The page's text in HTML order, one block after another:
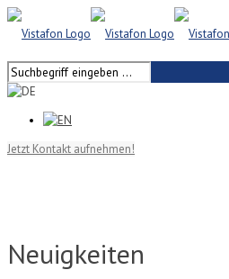
Jetzt Kontakt aufnehmen!
Neuigkeiten